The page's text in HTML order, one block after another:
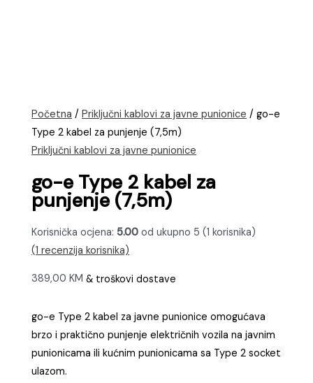
Početna /Priključni kablovi za javne punionice / go-e
Type 2 kabel za punjenje (7,5m)
Priključni kablovi za javne punionice
go-e Type 2 kabel za
punjenje (7,5m)
Korisnička ocjena: 5.00 od ukupno 5 (1 korisnika)
(1 recenzija korisnika)
389,00KM & troškovi dostave
go-e Type 2 kabel za javne punionice omogućava
brzo i praktično punjenje električnih vozila na javnim
punionicama ili kućnim punionicama sa Type 2 socket
ulazom.